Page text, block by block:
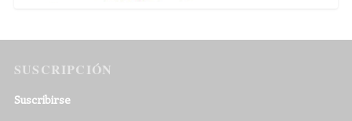
SUSCRIPCIÓN
Suscribirse